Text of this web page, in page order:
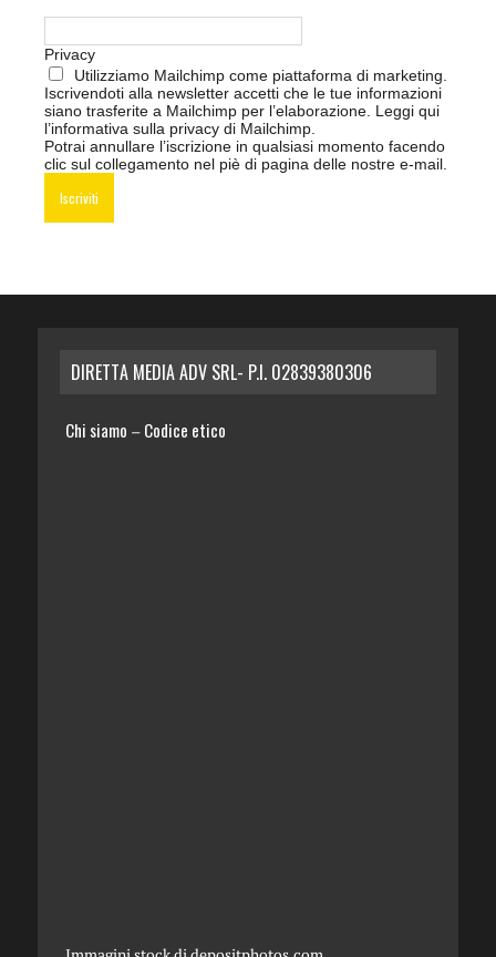
Privacy
Utilizziamo Mailchimp come piattaforma di marketing.
Iscrivendoti alla newsletter accetti che le tue informazioni
siano trasferite a Mailchimp per l’elaborazione. Leggi qui
l’informativa sulla privacy di Mailchimp
Potrai annullare l’iscrizione in qualsiasi momento facendo
clic sul collegamento nel piè di pagina delle nostre e-mail.
DIRETTA MEDIA ADV SRL- P.I. 02839380306
Chi siamo – Codice etico